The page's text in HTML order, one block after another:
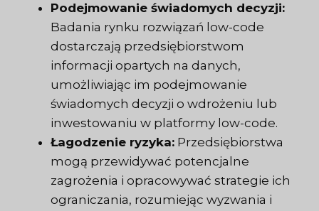
Podejmowanie świadomych decyzji:
Badania rynku rozwiązań low-code
dostarczają przedsiębiorstwom
informacji opartych na danych,
umożliwiając im podejmowanie
świadomych decyzji o wdrożeniu lub
inwestowaniu w platformy low-code.
Łagodzenie ryzyka: Przedsiębiorstwa
mogą przewidywać potencjalne
zagrożenia i opracowywać strategie ich
ograniczania, rozumiejąc wyzwania i